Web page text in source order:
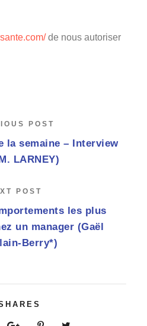
de nous autoriser
POST
la semaine – Interview
LARNEY)
POST
les plus
un manager (Gaël
Berry*)